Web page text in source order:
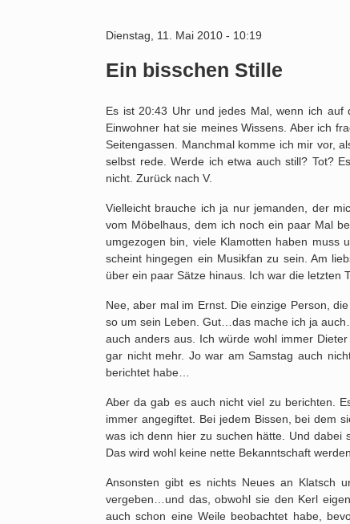
Dienstag, 11. Mai 2010 - 10:19
Ein bisschen Stille
Es ist 20:43 Uhr und jedes Mal, wenn ich
Einwohner hat sie meines Wissens. Aber ich
Seitengassen. Manchmal komme ich mir vor,
selbst rede. Werde ich etwa auch still? Tot?
nicht. Zurück nach V.
Vielleicht brauche ich ja nur jemanden, der
vom Möbelhaus, dem ich noch ein paar Mal
umgezogen bin, viele Klamotten haben muss
scheint hingegen ein Musikfan zu sein. Am
über ein paar Sätze hinaus. Ich war die letzten
Nee, aber mal im Ernst. Die einzige Person,
so um sein Leben. Gut…das mache ich ja
auch anders aus. Ich würde wohl immer
gar nicht mehr. Jo war am Samstag auch
berichtet habe…
Aber da gab es auch nicht viel zu berichten.
immer angegiftet. Bei jedem Bissen, bei dem
was ich denn hier zu suchen hätte. Und dabei
Das wird wohl keine nette Bekanntschaft
Ansonsten gibt es nichts Neues an Klatsch
vergeben…und das, obwohl sie den Kerl
auch schon eine Weile beobachtet habe,